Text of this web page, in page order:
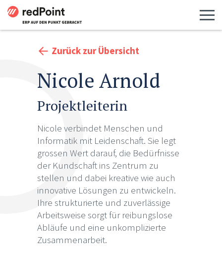
Zurück zur Übersicht
Nicole Arnold
Projektleiterin
Nicole verbindet Menschen und
Informatik mit Leidenschaft. Sie legt
grossen Wert darauf, die Bedürfnisse
der Kundschaft ins Zentrum zu
stellen und dabei kreative wie auch
innovative Lösungen zu entwickeln.
Ihre strukturierte und zuverlässige
Arbeitsweise sorgt für reibungslose
Abläufe und eine unkomplizierte
Zusammenarbeit.